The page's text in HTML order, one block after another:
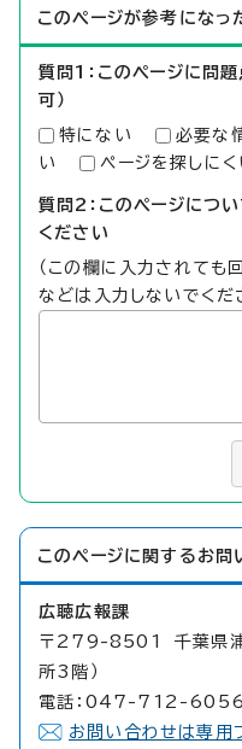
このページが参考になっ
質問1：このページに問
可）
特にない 必要な
い
ページを探しにく
質問2：このページにつ
ください
（この欄に入力されても
などは入力しないでくだ
このページに関する お問
広聴広報課
〒279-8501 千葉県浦
所3階）
電話：047-712-
お問い合わせは専用